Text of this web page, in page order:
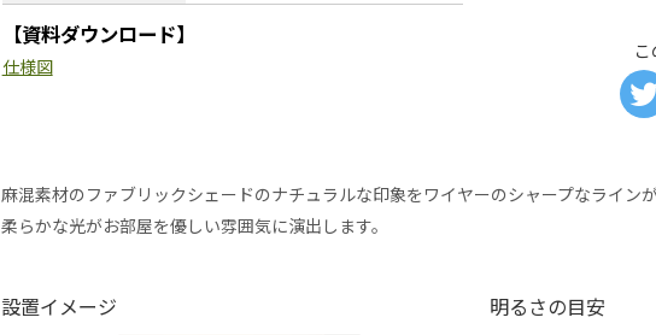
【資料ダウンロード】
仕様図
麻混素材のファブリックシェードのナチュラルな印象をワイヤーのシャープなラインが
柔らかな光がお部屋を優しい雰囲気に演出します。
設置イメージ 明るさの目安